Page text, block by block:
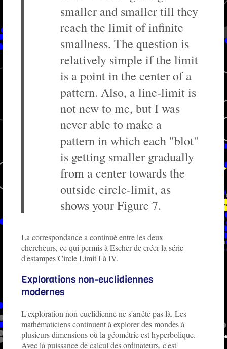
smaller and smaller till they
reach the limit of infinite
smallness. The question is
relatively simple if the limit
is a point in the center of a
pattern. Also, a line-limit is
not new to me, but I was
never able to make a
pattern in which each "blot"
is getting smaller gradually
from a center towards the
outside circle-limit, as
shows your Figure 7.
La correspondance a continué entre les deux
chercheurs, ce qui permis à Escher de créer la série
d'estampes Circle Limit I à IV.
Explorations non-euclidiennes
modernes
L'exploration non-euclidienne ne s'arrête pas là. Les
mathématiciens continuent à explorer des mondes à
plusieurs dimensions où la géométrie est hyperbolique.
Avec la puissance de calcul des ordinateurs, c'est